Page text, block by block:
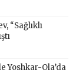
“Sağlıklı
Yoshkar-Ola’da